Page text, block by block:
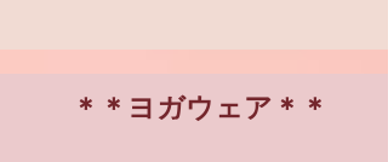
＊＊ヨガウェア＊＊